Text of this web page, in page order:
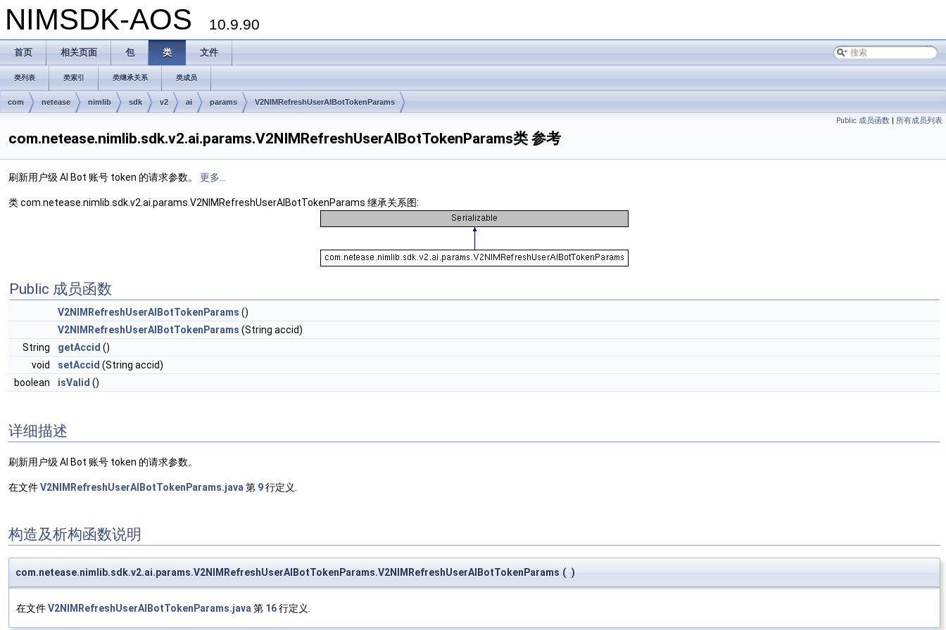
NIMSDK-AOS 10.9.90
首页 相关页面 包 类 文件
类列表 类索引 类继承关系 类成员
com netease nimlib sdk v2 ai params V2NIMRefreshUserAIBotTokenParams
Public 成员函数 | 所有成员列表
com.netease.nimlib.sdk.v2.ai.params.V2NIMRefreshUserAIBotTokenParams类 参考
刷新用户级 AI Bot 账号 token 的请求参数。 更多...
类 com.netease.nimlib.sdk.v2.ai.params.V2NIMRefreshUserAIBotTokenParams 继承关系图:
Public 成员函数
V2NIMRefreshUserAIBotTokenParams ()
V2NIMRefreshUserAIBotTokenParams (String accid)
String
getAccid ()
void
setAccid (String accid)
boolean
isValid ()
详细描述
刷新用户级 AI Bot 账号 token 的请求参数。
在文件V2NIMRefreshUserAIBotTokenParams.java 第 9行定义.
构造及析构函数说明
com.netease.nimlib.sdk.v2.ai.params.V2NIMRefreshUserAIBotTokenParams.V2NIMRefreshUserAIBotTokenParams ( )
在文件V2NIMRefreshUserAIBotTokenParams.java第 16行定义.